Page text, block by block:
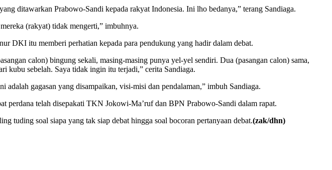
ditawarkan Prabowo-Sandi kepada rakyat Indonesia. Ini lho bedanya,” terang Sandiaga.
(rakyat) tidak mengerti,” imbuhnya.
DKI itu memberi perhatian kepada para pendukung yang hadir dalam debat.
calon) bingung sekali, masing-masing punya yel-yel sendiri. Dua (pasangan calon) sama,
kubu sebelah. Saya tidak ingin itu terjadi,” cerita Sandiaga.
gagasan yang disampaikan, visi-misi dan pendalaman,” imbuh Sandiaga.
perdana telah disepakati TKN Jokowi-Ma’ruf dan BPN Prabowo-Sandi dalam rapat.
tuding soal siapa yang tak siap debat hingga soal bocoran pertanyaan debat.(zak/dhn)